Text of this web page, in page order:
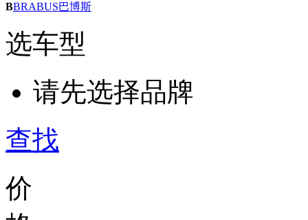
BBRABUS巴博斯
选车型
请先选择品牌
查找
价